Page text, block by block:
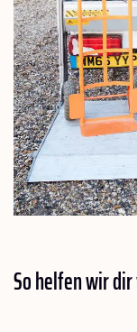
So helfen wir